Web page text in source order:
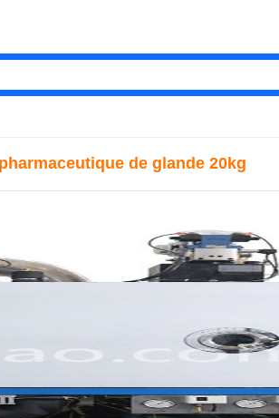
de glande 20kg